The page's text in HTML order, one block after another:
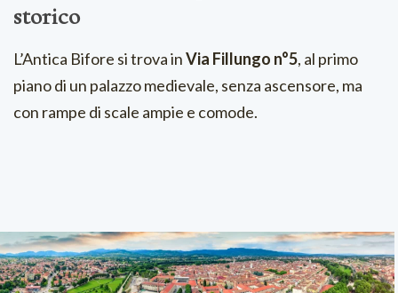
storico
L’Antica Bifore si trova inVia Fillungo n°5, al primo
piano di un palazzo medievale, senza ascensore, ma
con rampe di scale ampie e comode.